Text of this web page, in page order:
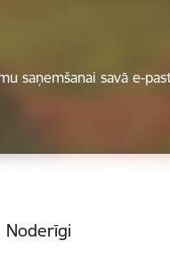
saņemšanai savā e-
Noderīgi